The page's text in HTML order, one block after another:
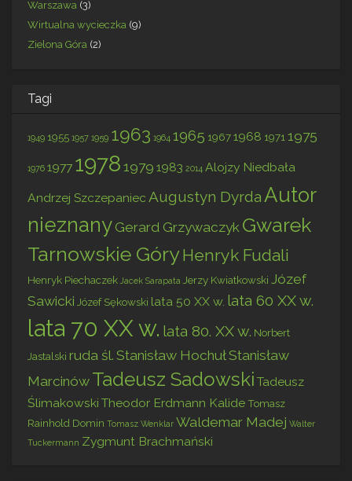
Warszawa (3)
Wirtualna wycieczka (9)
Zielona Góra (2)
Tagi
1949 1955 1957 1959 1963 1964 1965 19671968 1971 1975
1976 1977 1978 1979 1983 2014 Alojzy Niedbała
Andrzej Szczepaniec Augustyn Dyrda Autor
nieznany Gerard Grzywaczyk Gwarek
Tarnowskie GóryHenryk Fudali
Henryk Piechaczek Jacek Sarapata Jerzy Kwiatkowski Józef
Sawicki Józef Sękowski lata 50 XX w. lata 60 XX w.
lata 70 XX w. lata 80. XX w. Norbert
Jastalski ruda śl. Stanisław HochułStanisław
Marcinów Tadeusz Sadowski Tadeusz
Ślimakowski Theodor Erdmann KalideTomasz
Rainhold Domin Tomasz Wenklar Waldemar Madej Walter
Tuckermann Zygmunt Brachmański